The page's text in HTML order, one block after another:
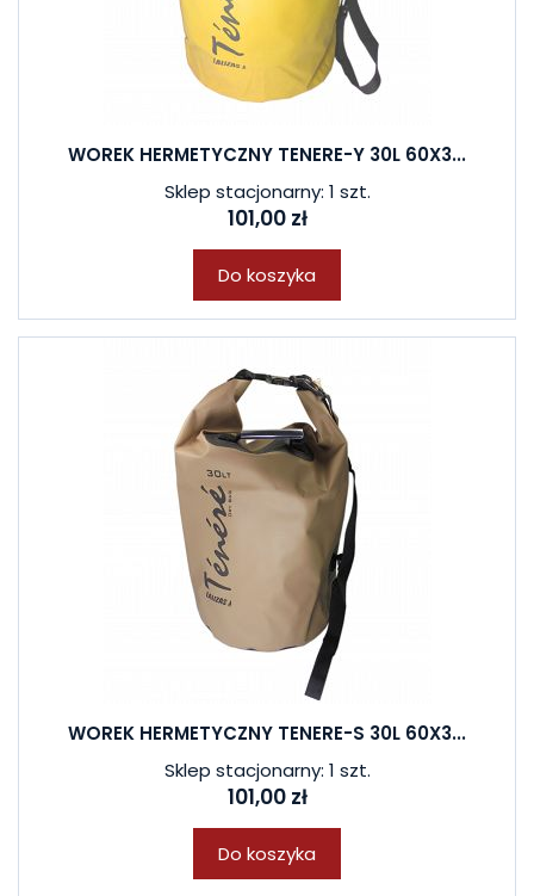
WOREK HERMETYCZNY TENERE-Y 30L 60X3...
Sklep stacjonarny: 1 szt.
101,00 zł
Do koszyka
WOREK HERMETYCZNY TENERE-S 30L 60X3...
Sklep stacjonarny: 1 szt.
101,00 zł
Do koszyka